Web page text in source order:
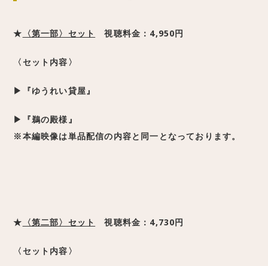
★ 〈第一部〉セット 視聴料金：4,950円
〈セット内容〉
▶ 『ゆうれい貸屋』
▶『鵜の殿様』
※本編映像は単品配信の内容と同一となっております。
★ 〈第二部〉セット 視聴料金：4,730円
〈セット内容〉